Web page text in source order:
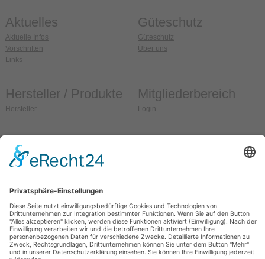
Aktuelles
Aktuelle Infos
Vorschriften
Links
Güteschutz
Güteschutz
Über uns
Hersteller / Produkte
Hersteller
Mitgliederbereich
Login
Anschrift
Güteschutz Ziegel e.V.
Weidehofstraße 15
OT Blankenhain
So erreichen Sie uns
Allgemein
Sitemap
Impressum